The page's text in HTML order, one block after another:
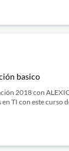
basico
2018 con
TI con este curso